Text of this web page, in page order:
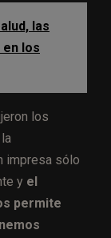
las
los
los
impresa sólo
y el
permite